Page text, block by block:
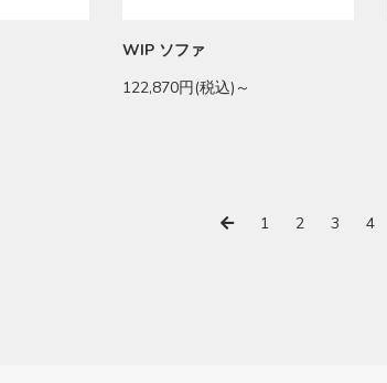
WIP ソファ
122,870円(税込)～
1 2 3 4